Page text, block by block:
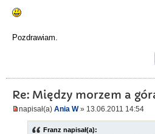
Pozdrawiam.
Re: Między morzem a
napisał(a) Ania W» 13.06.2011 14:54
Franz napisał(a):